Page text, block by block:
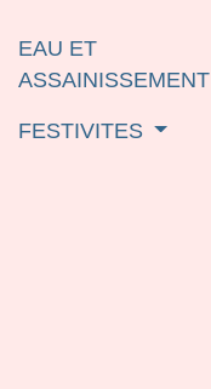
EAU ET
ASSAINISSEMENT
FESTIVITES